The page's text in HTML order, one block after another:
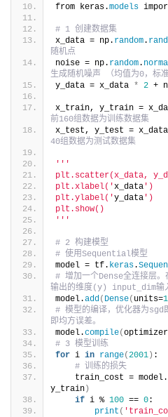
from keras.models
# 1 创建数据集
x_data = np. random. rand
随机点
noise = np. random.
生成随机噪声 （均值为0，标
y_data = x_data * 2 +
x_train, y_train =
前160组数据为训练数据集
x_test, y_test = x_data
40组数据为测试数据集
'' '
plt.scatter(x_data,
plt.xlabel('x_data ')
plt.ylabel('y_data ')
plt.show()
' ''
# 2 构建模型
# 使用Sequential模型
model = tf. keras.
# 增加一个Dense全连接层
输出的维度(y) input_dim输
model.add ( Dense( units=1
# 模型的编译，优化器为sgd
即均方误差。
model.compile(
# 3 模型训练
for i in range(2001) :
# 训练的损失
    train_cost = model.
y_train)
if i % 100 == 0:
print (